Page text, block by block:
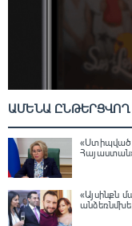
ԱՄԵՆԱ ԸՆԹԵՐՑՎՈՂ
«Ստիպված
«Այսինքն